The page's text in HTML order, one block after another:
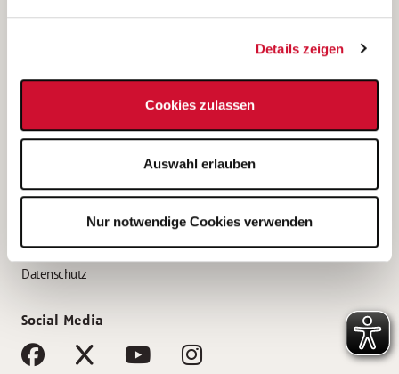
Details zeigen
Cookies zulassen
Auswahl erlauben
Nur notwendige Cookies verwenden
Bewerbung als Altenpflegehelfer*in
Bewerbung als Erzieher*in
AWO Gliederungen nach Bundesland
Impressum
Datenschutz
Social Media